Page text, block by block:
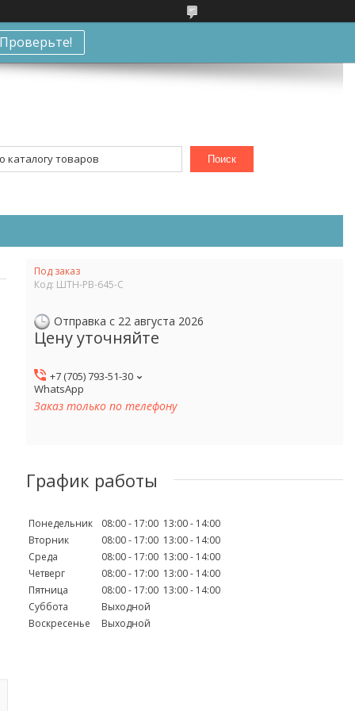
Проверьте!
Поиск
Под заказ
Код: ШТН-РВ-645-С
Отправка с 22 августа 2026
Цену уточняйте
+7 (705) 793-51-30
WhatsApp
Заказ только по телефону
График работы
Понедельник 08:00 17:00 13:00
14:00
Вторник
08:00 17:00 13:00
14:00
Среда
08:00 17:00 13:00
14:00
Четверг
08:00 17:00 13:00
14:00
Пятница
08:00 17:00 13:00
14:00
Суббота
Выходной
Воскресенье
Выходной